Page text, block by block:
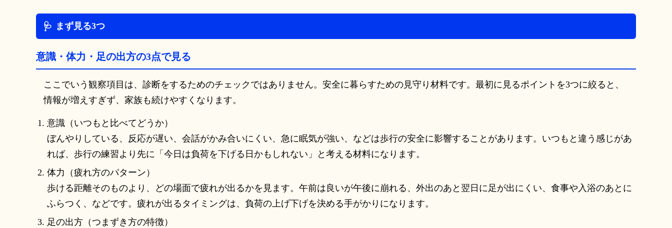
まず見る3つ
意識・体力・足の出方の3点で見る
ここでいう観察項目は、診断をするためのチェックではありません。安全に暮らすための見守り材料です。最初に見るポイントを3つに絞ると、
情報が増えすぎず、家族も続けやすくなります。
意識（いつもと比べてどうか）
ぼんやりしている、反応が遅い、会話がかみ合いにくい、急に眠気が強い、などは歩行の安全に影響することがあります。いつもと違う感じがあ
れば、歩行の練習より先に「今日は負荷を下げる日かもしれない」と考える材料になります。
体力（疲れ方のパターン）
歩ける距離そのものより、どの場面で疲れが出るかを見ます。午前は良いが午後に崩れる、外出のあと翌日に足が出にくい、食事や入浴のあとに
ふらつく、などです。疲れが出るタイミングは、負荷の上げ下げを決める手がかりになります。
足の出方（つまずき方の特徴）